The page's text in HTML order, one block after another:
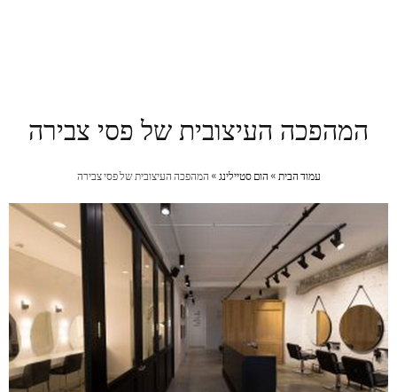
המהפכה העיצובית של פסי צבירה
עמוד הבית » הום סטיילינג » המהפכה העיצובית של פסי צבירה